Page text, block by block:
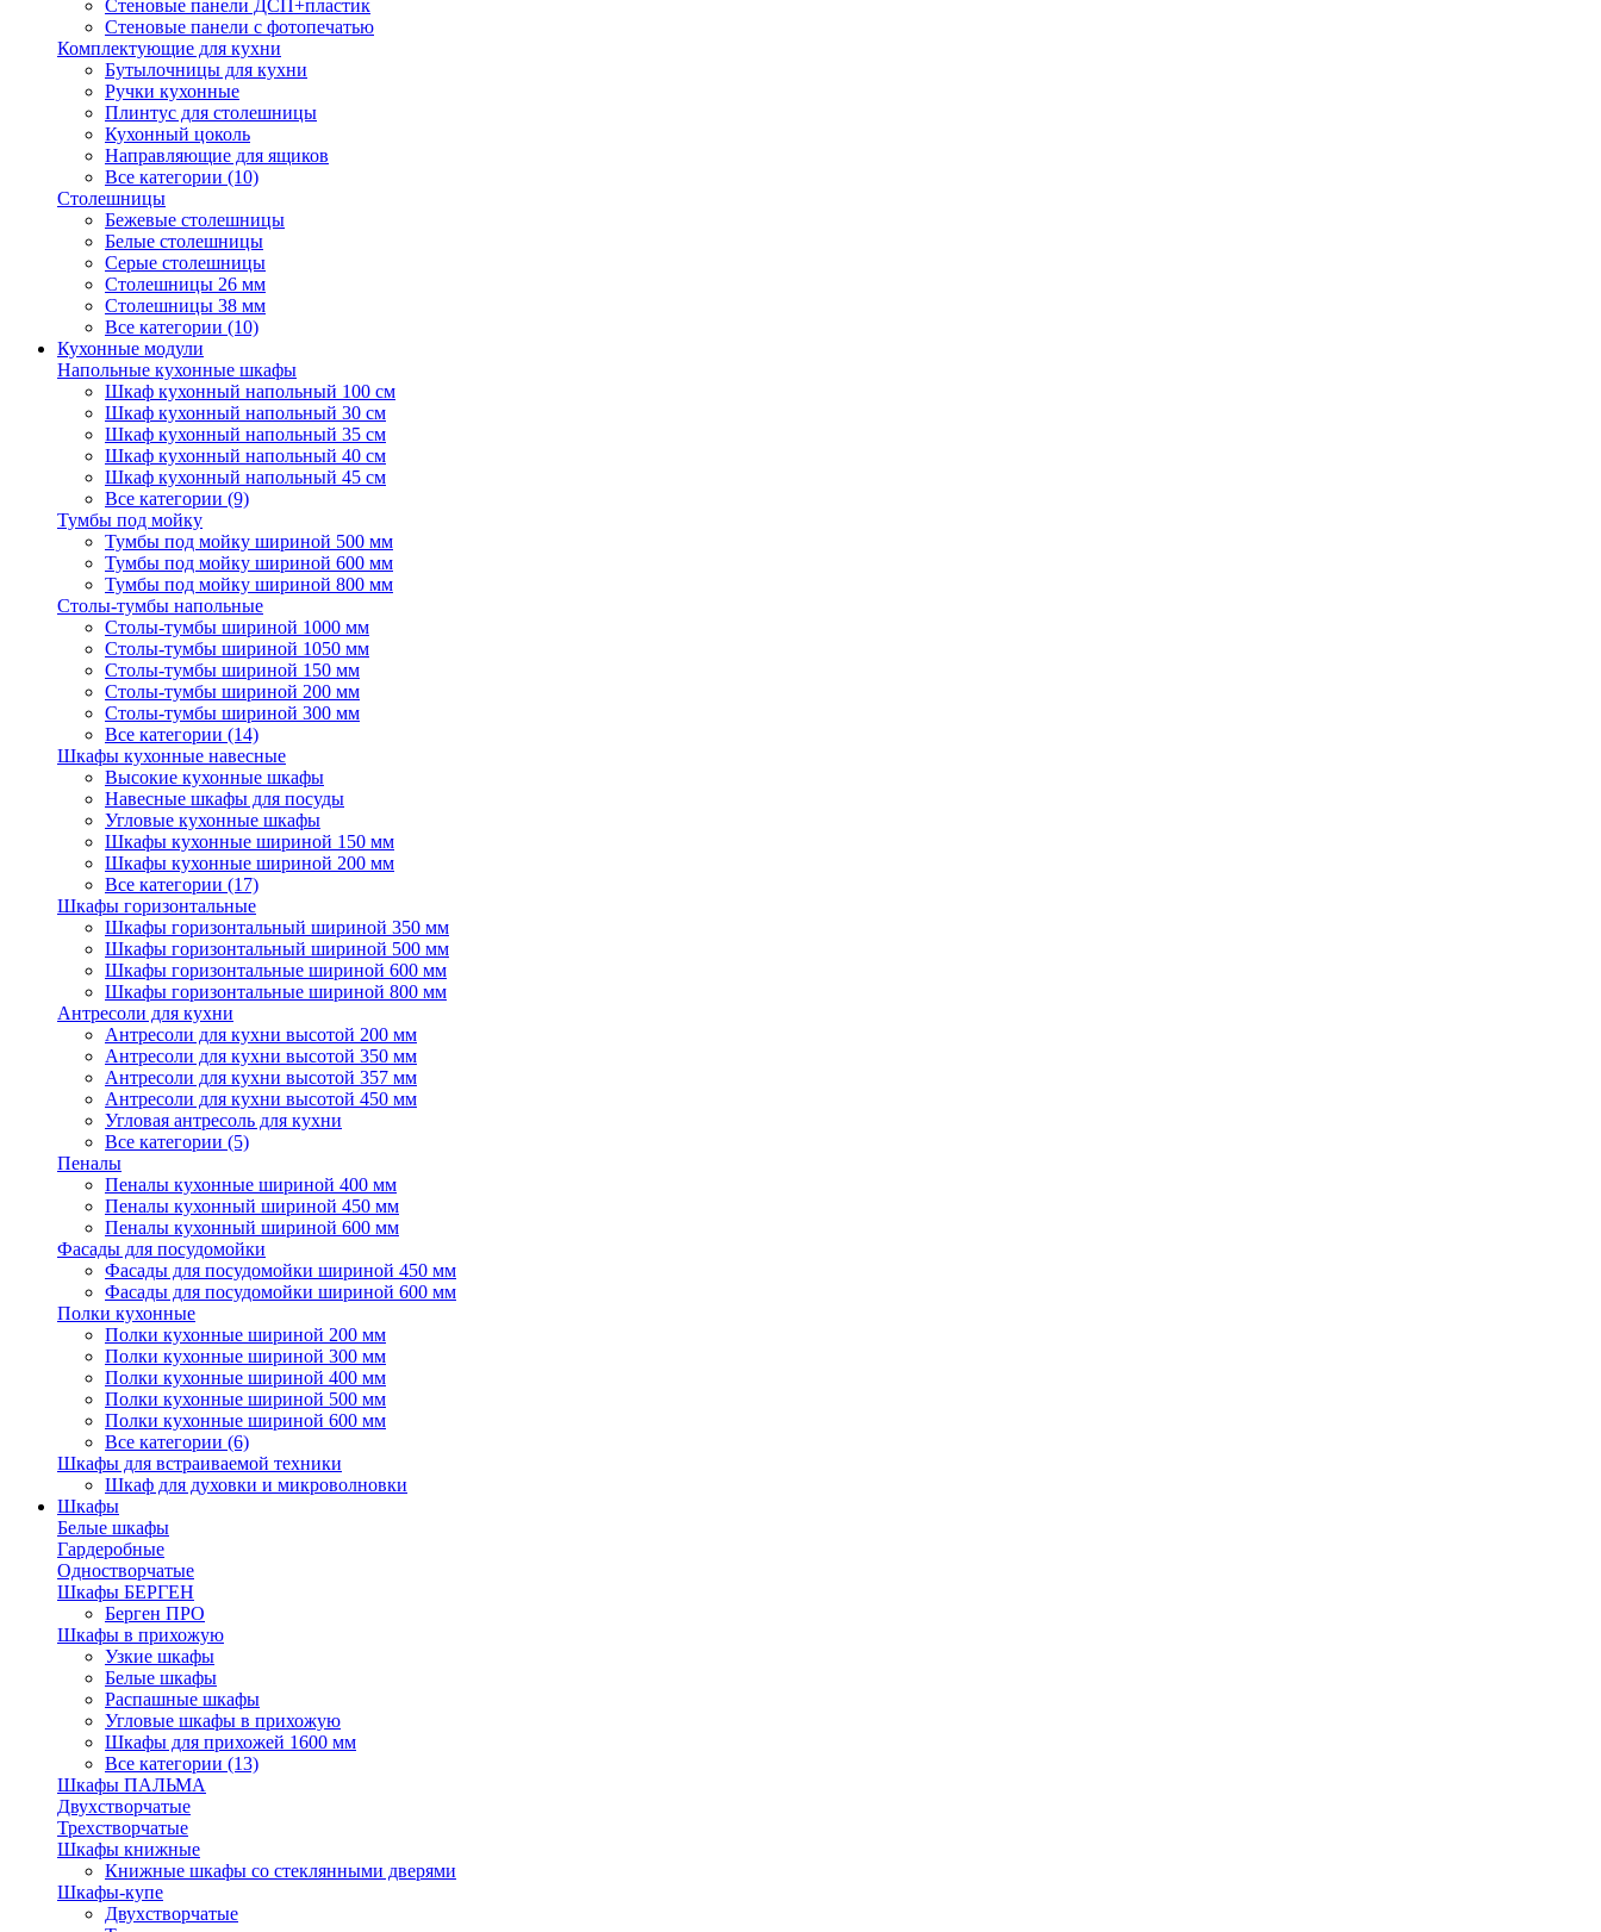
Стеновые панели ДСП+пластик
Стеновые панели с фотопечатью
Комплектующие для кухни
Бутылочницы для кухни
Ручки кухонные
Плинтус для столешницы
Кухонный цоколь
Направляющие для ящиков
Все категории (10)
Столешницы
Бежевые столешницы
Белые столешницы
Серые столешницы
Столешницы 26 мм
Столешницы 38 мм
Все категории (10)
Кухонные модули
Напольные кухонные шкафы
Шкаф кухонный напольный 100 см
Шкаф кухонный напольный 30 см
Шкаф кухонный напольный 35 см
Шкаф кухонный напольный 40 см
Шкаф кухонный напольный 45 см
Все категории (9)
Тумбы под мойку
Тумбы под мойку шириной 500 мм
Тумбы под мойку шириной 600 мм
Тумбы под мойку шириной 800 мм
Столы-тумбы напольные
Столы-тумбы шириной 1000 мм
Столы-тумбы шириной 1050 мм
Столы-тумбы шириной 150 мм
Столы-тумбы шириной 200 мм
Столы-тумбы шириной 300 мм
Все категории (14)
Шкафы кухонные навесные
Высокие кухонные шкафы
Навесные шкафы для посуды
Угловые кухонные шкафы
Шкафы кухонные шириной 150 мм
Шкафы кухонные шириной 200 мм
Все категории (17)
Шкафы горизонтальные
Шкафы горизонтальный шириной 350 мм
Шкафы горизонтальный шириной 500 мм
Шкафы горизонтальные шириной 600 мм
Шкафы горизонтальные шириной 800 мм
Антресоли для кухни
Антресоли для кухни высотой 200 мм
Антресоли для кухни высотой 350 мм
Антресоли для кухни высотой 357 мм
Антресоли для кухни высотой 450 мм
Угловая антресоль для кухни
Все категории (5)
Пеналы
Пеналы кухонные шириной 400 мм
Пеналы кухонный шириной 450 мм
Пеналы кухонный шириной 600 мм
Фасады для посудомойки
Фасады для посудомойки шириной 450 мм
Фасады для посудомойки шириной 600 мм
Полки кухонные
Полки кухонные шириной 200 мм
Полки кухонные шириной 300 мм
Полки кухонные шириной 400 мм
Полки кухонные шириной 500 мм
Полки кухонные шириной 600 мм
Все категории (6)
Шкафы для встраиваемой техники
Шкаф для духовки и микроволновки
Шкафы
Белые шкафы
Гардеробные
Одностворчатые
Шкафы БЕРГЕН
Берген ПРО
Шкафы в прихожую
Узкие шкафы
Белые шкафы
Распашные шкафы
Угловые шкафы в прихожую
Шкафы для прихожей 1600 мм
Все категории (13)
Шкафы ПАЛЬМА
Двухстворчатые
Трехстворчатые
Шкафы книжные
Книжные шкафы со стеклянными дверями
Шкафы-купе
Двухстворчатые